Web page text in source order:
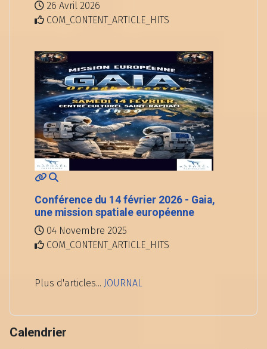
Calendrier
26 Avril 2026
COM_CONTENT_ARTICLE_HITS
Conférence du 14 février 2026 - Gaia,
une mission spatiale européenne
04 Novembre 2025
COM_CONTENT_ARTICLE_HITS
Plus d'articles... JOURNAL